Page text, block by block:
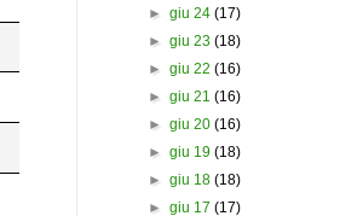
► giu 24 (17)
► giu 23 (18)
► giu 22 (16)
► giu 21 (16)
► giu 20 (16)
► giu 19 (18)
► giu 18 (18)
► giu 17 (17)